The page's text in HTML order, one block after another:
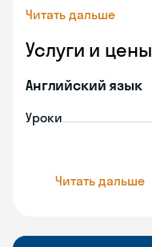
Читать дальше
Услуги и цены
Английский язык
Уроки
Читать дальше